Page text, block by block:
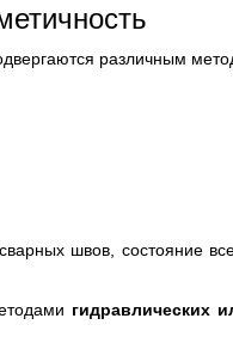
различным
швов, состояние
гидравлических